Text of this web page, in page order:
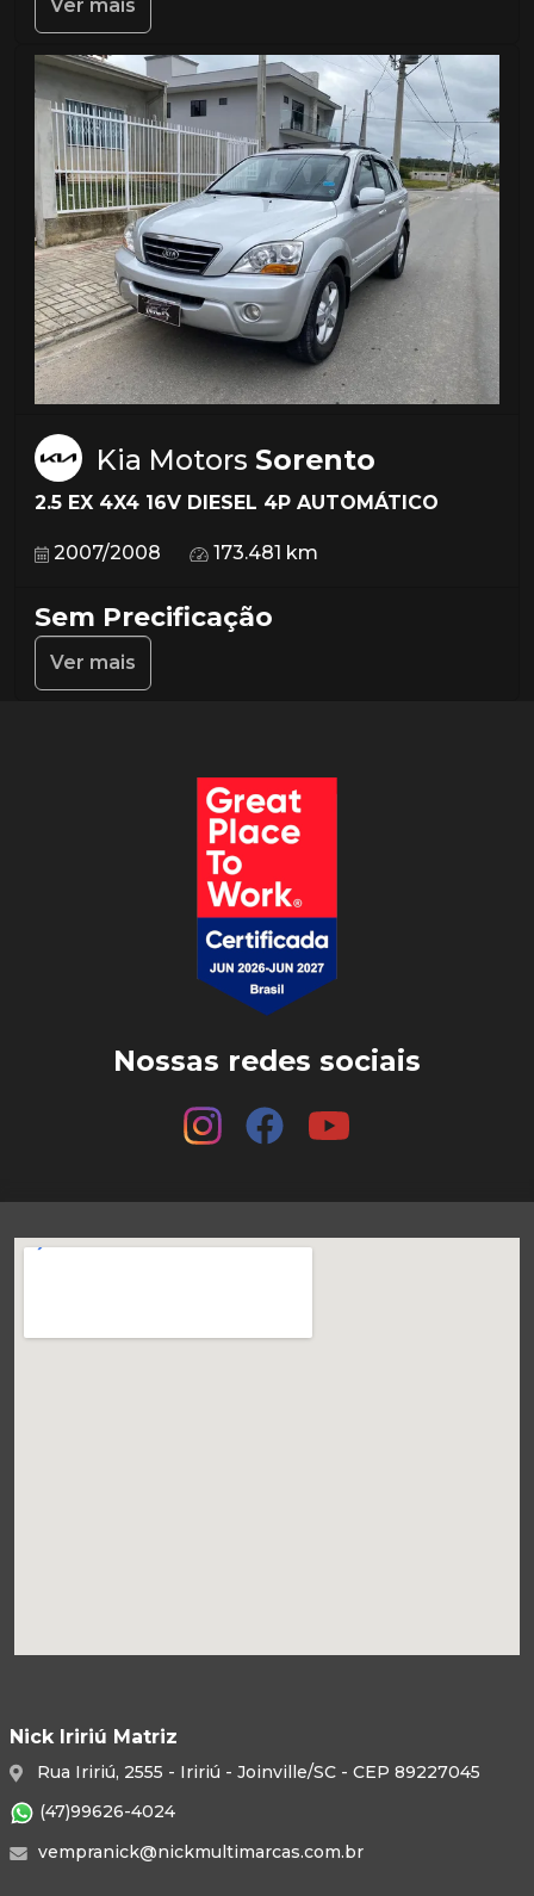
Ver mais
Kia Motors Sorento
2.5 EX 4X4 16V DIESEL 4P AUTOMÁTICO
2007/2008 173.481 km
Sem Precificação
Ver mais
Nossas redes sociais
Nick Iririú Matriz
Rua Iririú, 2555 - Iririú - Joinville/SC - CEP 89227045
(47)99626-4024
vempranick@nickmultimarcas.com.br